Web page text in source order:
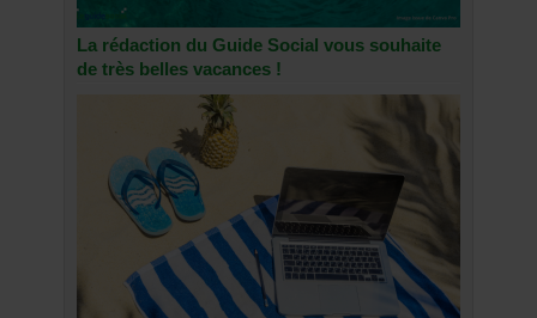
La rédaction du Guide Social vous souhaite
de très belles vacances !